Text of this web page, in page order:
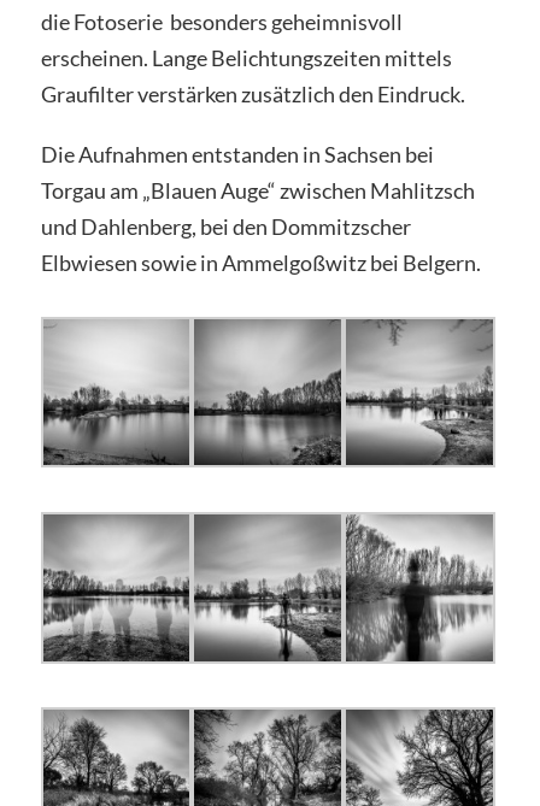
die Fotoserie besonders geheimnisvoll
erscheinen. Lange Belichtungszeiten mittels
Graufilter verstärken zusätzlich den Eindruck.
Die Aufnahmen entstanden in Sachsen bei
Torgau am „Blauen Auge“ zwischen Mahlitzsch
und Dahlenberg, bei den Dommitzscher
Elbwiesen sowie in Ammelgoßwitz bei Belgern.